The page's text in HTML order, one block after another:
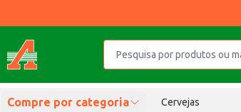
Compre por categoria Cervejas